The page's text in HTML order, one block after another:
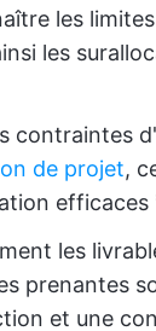
les
les
contraintes
de projet,
efficaces
les
prenantes
et une